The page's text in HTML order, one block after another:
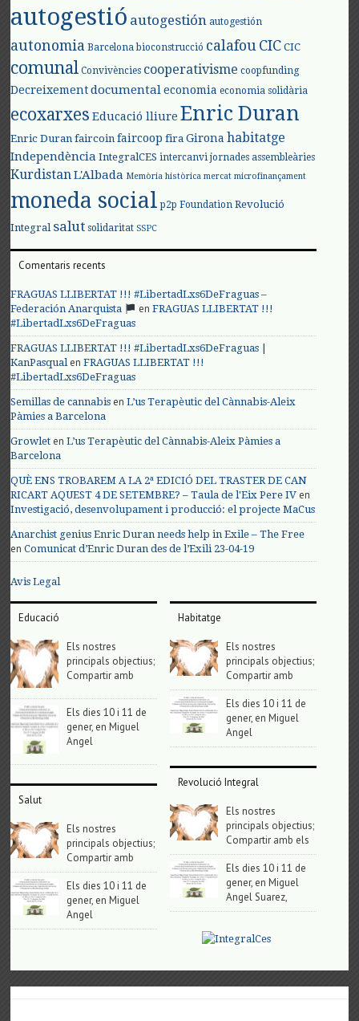
autogestió autogestión autogestión
autonomia Barcelona bioconstrucció calafouCIC CIC
comunal Convivències cooperativisme coopfunding
Decreixement documental economia economia solidària
ecoxarxes Educació lliure Enric Duran
Enric Duran faircoin faircoop fira Girona habitatge
Independència IntegralCES intercanvi jornades assembleàries
KurdistanL'Albada Memòria històrica mercat microfinançament
moneda social p2p Foundation Revolució
Integral salut solidaritat SSPC
Comentaris recents
FRAGUAS LLIBERTAT !!! #LibertadLxs6DeFraguas –
Federación Anarquista
enFRAGUAS LLIBERTAT !!!
#LibertadLxs6DeFraguas
FRAGUAS LLIBERTAT !!! #LibertadLxs6DeFraguas |
KanPasqualenFRAGUAS LLIBERTAT !!!
#LibertadLxs6DeFraguas
Semillas de cannabis enL’us Terapèutic del Cànnabis-Aleix
Pàmies a Barcelona
Growlet enL’us Terapèutic del Cànnabis-Aleix Pàmies a
Barcelona
QUÈ ENS TROBAREM A LA 2ª EDICIÓ DEL TRASTER DE CAN
RICART AQUEST 4 DE SETEMBRE? – Taula de l'Eix Pere IV en
Investigació, desenvolupament i producció: el projecte MaCus
Anarchist genius Enric Duran needs help in Exile – The Free
enComunicat d’Enric Duran des de l’Exili 23-04-19
Avis Legal
Educació
Els nostres
principals objectius;
Compartir amb
Els dies 10 i 11 de
gener, en Miguel
Angel
Salut
Els nostres
principals objectius;
Compartir amb
Els dies 10 i 11 de
gener, en Miguel
Angel
Habitatge
Els nostres
principals objectius;
Compartir amb
Els dies 10 i 11 de
gener, en Miguel
Angel
Revolució Integral
Els nostres
principals objectius;
Compartir amb els
Els dies 10 i 11 de
gener, en Miguel
Angel Suarez,